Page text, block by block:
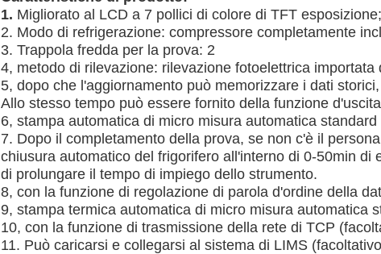
1. Migliorato al LCD a 7 pollici di colore di TFT esposizione;
2. Modo di refrigerazione: compressore completamente
3. Trappola fredda per la prova: 2
4, metodo di rilevazione: rilevazione fotoelettrica importata
5, dopo che l'aggiornamento può memorizzare i dati
Allo stesso tempo può essere fornito della funzione
6, stampa automatica di micro misura automatica
7. Dopo il completamento della prova, se non c'è il
chiusura automatico del frigorifero all'interno di 0-50min
di prolungare il tempo di impiego dello strumento.
8, con la funzione di regolazione di parola d'ordine della
9, stampa termica automatica di micro misura automatica
10, con la funzione di trasmissione della rete di TCP
11. Può caricarsi e collegarsi al sistema di LIMS